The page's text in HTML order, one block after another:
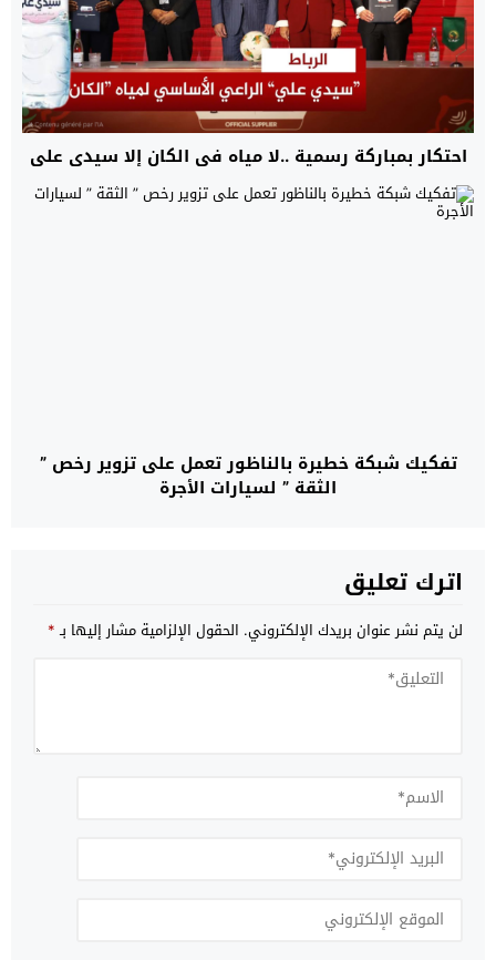
احتكار بمباركة رسمية ..لا مياه في الكان إلا سيدي علي
تفكيك شبكة خطيرة بالناظور تعمل على تزوير رخص ”
الثقة ” لسيارات الأجرة
اترك تعليق
لن يتم نشر عنوان بريدك الإلكتروني. الحقول الإلزامية مشار إليها بـ*